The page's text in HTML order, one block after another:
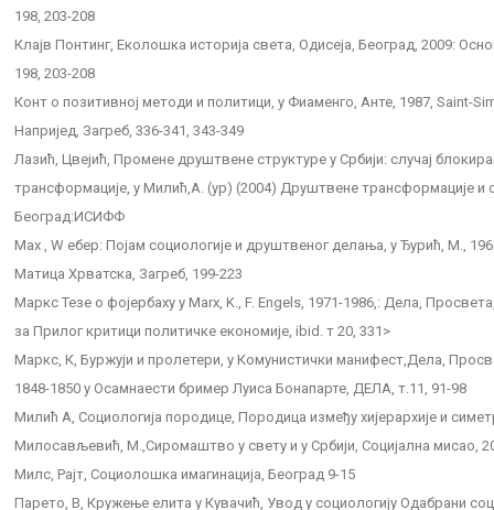
198, 203-208
Клајв Понтинг, Еколошка историја света, Одисеја, Београд, 2009:
198, 203-208
Конт о позитивној методи и политици, у Фиаменго, Анте, 1987, Saint-
Напријед, Загреб, 336-341, 343-349
Лазић, Цвејић, Промене друштвене структуре у Србији: случај
трансформације, у Милић,А. (ур) (2004) Друштвене трансформације и
Београд:ИСИФФ
Маx , W ебер: Појам социологије и друштвеног делања, у Ђурић, М.,
Матица Хрватска, Загреб, 199-223
Маркс Тезе о фојербаху у Marx, K., F. Engels, 1971-1986,: Дела,
за Прилог критици политичке економије, ibid. т 20, 331>
Маркс, К, Буржуји и пролетери, у Комунистички манифест,Дела,
1848-1850 у Осамнаести бример Луиса Бонапарте, ДЕЛА, т.11, 91-98
Милић А, Социологија породице, Породица између хијерархије и
Милосављевић, М.,Сиромаштво у свету и у Србији, Социјална мисао,
Милс, Рајт, Социолошка имагинација, Београд 9-15
Парето, В, Кружење елита у Кувачић, Увод у социологију Одабрани